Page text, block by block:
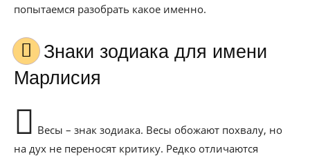
попытаемся разобрать какое именно.
Знаки зодиака для имени
Марлисия
Весы – знак зодиака. Весы обожают похвалу, но
на дух не переносят критику. Редко отличаются